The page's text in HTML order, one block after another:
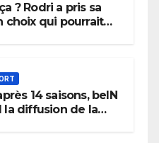
? Rodri a pris sa
choix qui pourrait
14 saisons, beIN
la diffusion de la